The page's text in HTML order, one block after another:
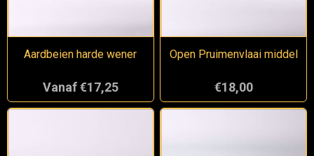
Aardbeien harde wener
Vanaf €17,25
Open Pruimenvlaai middel
€18,00